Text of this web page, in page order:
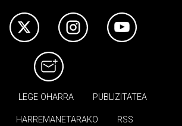
LEGE OHARRA PUBLIZITATEA
HARREMANETARAKO RSS